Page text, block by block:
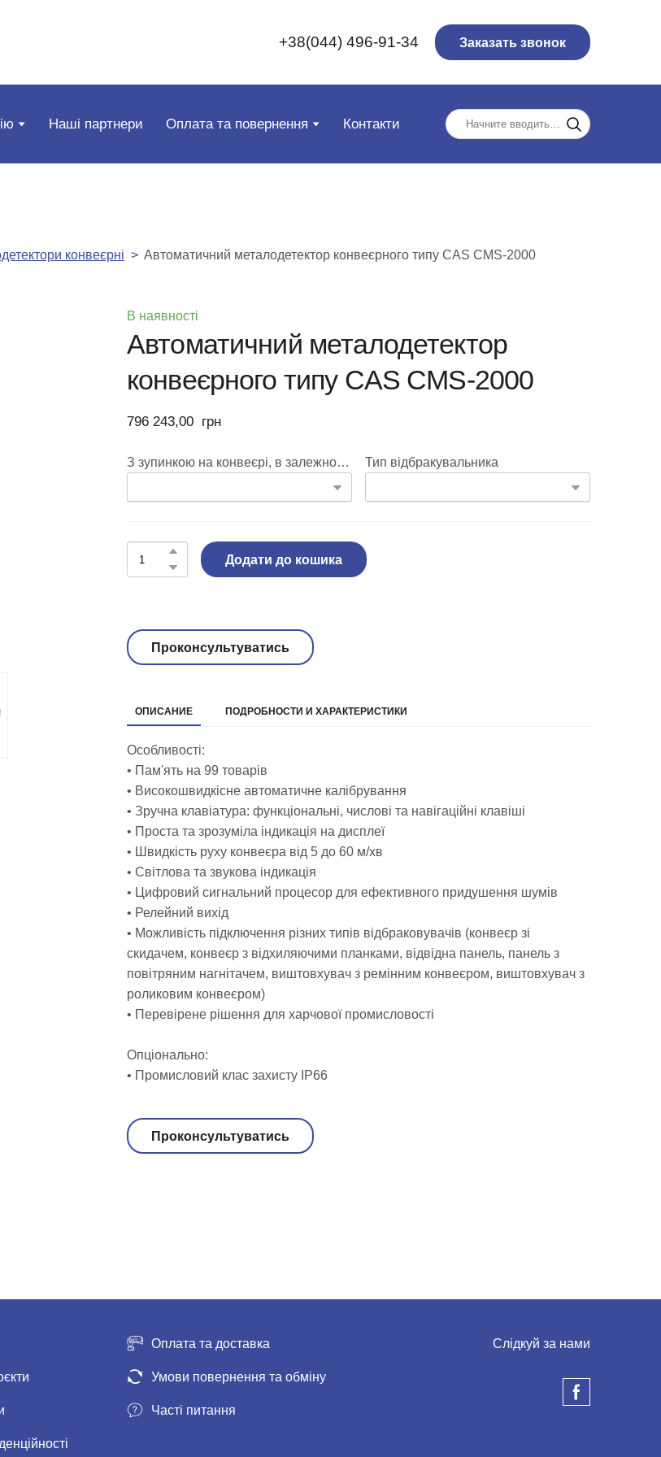
+38(044) 496-91-34 Заказать звонок
Наші партнери Оплата та повернення Контакти
конвеєрні Автоматичний металодетектор конвеєрного типу CAS CMS-2000
В наявності
Автоматичний металодетектор
конвеєрного типу CAS CMS-2000
796 243,00  грн
З зупинкою на конвеєрі, в залежності від розмірів: Тип відбракувальника
Додати до кошика
Проконсультуватись
ОПИСАНИЕ ПОДРОБНОСТИ И ХАРАКТЕРИСТИКИ
Особливості:
• Пам'ять на 99 товарів
• Високошвидкісне автоматичне калібрування
• Зручна клавіатура: функціональні, числові та навігаційні клавіші
• Проста та зрозуміла індикація на дисплеї
• Швидкість руху конвеєра від 5 до 60 м/хв
• Світлова та звукова індикація
• Цифровий сигнальний процесор для ефективного придушення шумів
• Релейний вихід
• Можливість підключення різних типів відбраковувачів (конвеєр зі
скидачем, конвеєр з відхиляючими планками, відвідна панель, панель з
повітряним нагнітачем, виштовхувач з ремінним конвеєром, виштовхувач з
роликовим конвеєром)
• Перевірене рішення для харчової промисловості
Опціонально:
• Промисловий клас захисту IP66
Проконсультуватись
Оплата та доставка
Умови повернення та обміну
Часті питання
Слідкуй за нами